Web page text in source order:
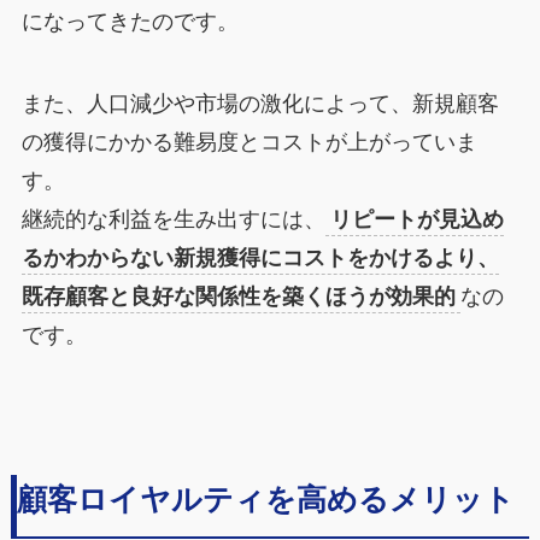
になってきたのです。
また、人口減少や市場の激化によって、新規顧客
の獲得にかかる難易度とコストが上がっていま
す。
継続的な利益を生み出すには、
リピートが見込め
るかわからない新規獲得にコストをかけるより、
既存顧客と良好な関係性を築くほうが効果的 なの
です。
顧客ロイヤルティを高めるメリット